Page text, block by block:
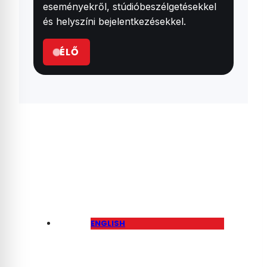
eseményekről, stúdióbeszélgetésekkel
és helyszíni bejelentkezésekkel.
ÉLŐ
ENGLISH